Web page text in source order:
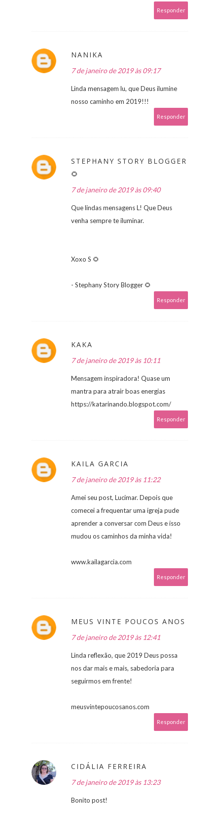
Responder
NANIKA
7 de janeiro de 2019 às 09:17
Linda mensagem lu, que Deus ilumine
nosso caminho em 2019!!!
Responder
STEPHANY STORY BLOGGER
🌻
7 de janeiro de 2019 às 09:40
Que lindas mensagens L! Que Deus
venha sempre te iluminar.
Xoxo S 🌻
- Stephany Story Blogger 🌻
Responder
KAKA
7 de janeiro de 2019 às 10:11
Mensagem inspiradora! Quase um
mantra para atrair boas energias
https://katarinando.blogspot.com/
Responder
KAILA GARCIA
7 de janeiro de 2019 às 11:22
Amei seu post, Lucimar. Depois que
comecei a frequentar uma igreja pude
aprender a conversar com Deus e isso
mudou os caminhos da minha vida!
www.kailagarcia.com
Responder
MEUS VINTE POUCOS ANOS
7 de janeiro de 2019 às 12:41
Linda reflexão, que 2019 Deus possa
nos dar mais e mais, sabedoria para
seguirmos em frente!
meusvintepoucosanos.com
Responder
CIDÁLIA FERREIRA
7 de janeiro de 2019 às 13:23
Bonito post!